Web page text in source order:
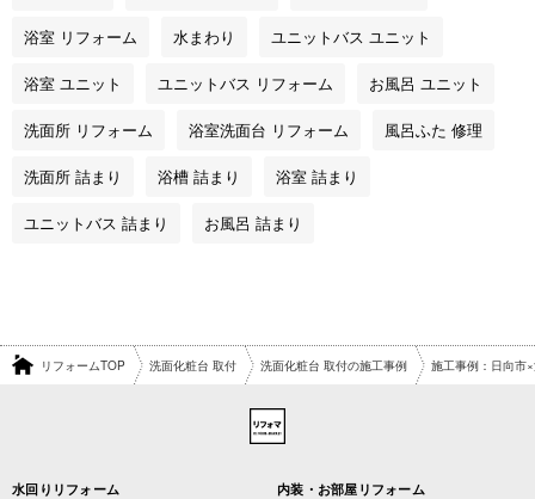
浴室 リフォーム 水まわり ユニットバス ユニット
浴室 ユニット ユニットバス リフォーム お風呂 ユニット
洗面所 リフォーム 浴室洗面台 リフォーム 風呂ふた 修理
洗面所 詰まり 浴槽 詰まり 浴室 詰まり
ユニットバス 詰まり お風呂 詰まり
リフォームTOP 洗面化粧台 取付 洗面化粧台 取付の施工事例 施工事例：日向市
水回りリフォーム 内装・お部屋リフォーム